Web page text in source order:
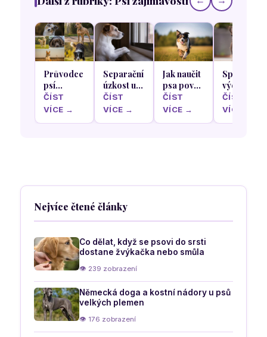
Průvodce
psí
anatomií:
Co nám
ČÍST
VÍCE →
Separační
úzkost u
psů: Jak
naučit
věcí
ČÍST
VÍCE →
Jak naučit
psa povel
„ke mně“
tak, aby
ČÍST
VÍCE →
Správná
výchova
štěňat u
plemene
ČÍST
VÍCE →
Nejvíce čtené články
Co dělat, když se psovi do srsti
dostane žvýkačka nebo smůla
👁 239 zobrazení
Německá doga a kostní nádory u psů
velkých plemen
👁 176 zobrazení